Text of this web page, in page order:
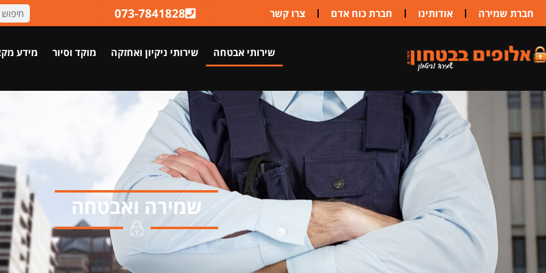
לתוכןחברת שמירה אודותינו חברת כוח אדם צרו קשר 073-7841828
שירותי אבטחה שירותי ניקיון ואחזקה מוקד וסיור מידע
שמירה ואבטחה